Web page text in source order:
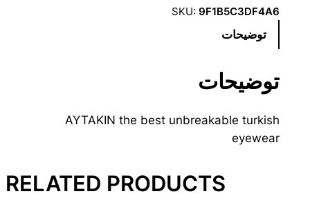
SKU:9F1B5C3DF4A6
توضیحات
توضیحات
AYTAKIN the best unbreakable turkish
eyewear
RELATED PRODUCTS